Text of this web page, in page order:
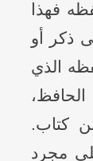
فهذا
ذكر أو
الذي
كتاب.
مجرد